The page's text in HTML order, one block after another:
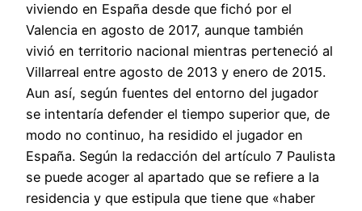
viviendo en España desde que fichó por el
Valencia en agosto de 2017, aunque también
vivió en territorio nacional mientras perteneció al
Villarreal entre agosto de 2013 y enero de 2015.
Aun así, según fuentes del entorno del jugador
se intentaría defender el tiempo superior que, de
modo no continuo, ha residido el jugador en
España. Según la redacción del artículo 7 Paulista
se puede acoger al apartado que se refiere a la
residencia y que estipula que tiene que «haber